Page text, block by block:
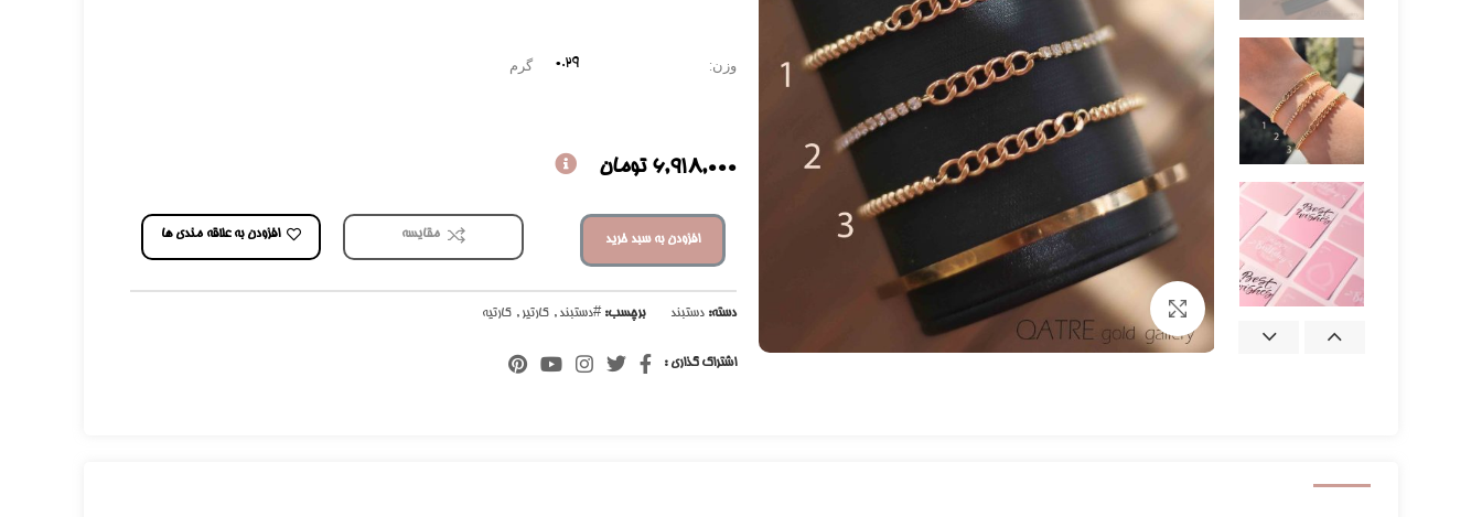
برای بزرگنمایی کلیک کنید
وزن: 0.۲۹ گرم
6,918,000 تومان
افزودن به سبد خرید مقایسه افزودن به علاقه مندی ها
دسته: دستبند برچسب: #دستبند , کارتیر , کارتیه
اشتراک گذاری :